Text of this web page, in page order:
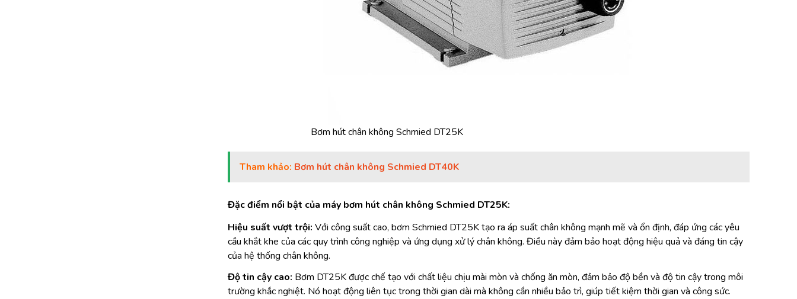
Bơm hút chân không Schmied DT25K
Tham khảo: Bơm hút chân không Schmied DT40K
Đặc điểm nổi bật của máy bơm hút chân không Schmied DT25K:
Hiệu suất vượt trội: Với công suất cao, bơm Schmied DT25K tạo ra áp suất chân không mạnh mẽ và ổn định, đáp ứng các yêu
cầu khắt khe của các quy trình công nghiệp và ứng dụng xử lý chân không. Điều này đảm bảo hoạt động hiệu quả và đáng tin cậy
của hệ thống chân không.
Độ tin cậy cao: Bơm DT25K được chế tạo với chất liệu chịu mài mòn và chống ăn mòn, đảm bảo độ bền và độ tin cậy trong môi
trường khắc nghiệt. Nó hoạt động liên tục trong thời gian dài mà không cần nhiều bảo trì, giúp tiết kiệm thời gian và công sức.